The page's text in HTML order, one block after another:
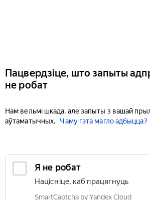
Пацвердзіце, што запыты
не робат
Нам вельмі шкада, але запыты з вашай
аўтаматычных.
Чаму гэта магло адбыцца?
Я не робат
Націсніце, каб працягнуць
SmartCaptcha by Yandex Cloud